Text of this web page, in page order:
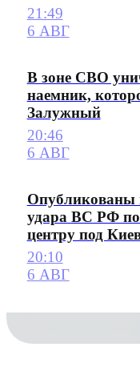
21:49
6 АВГ
В зоне СВО
наемник,
Залужный
20:46
6 АВГ
Опубликованы
удара ВС РФ по
центру под
20:10
6 АВГ